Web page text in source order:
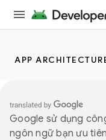
APP
Google sử dụng
ngôn ngữ bạn ưu